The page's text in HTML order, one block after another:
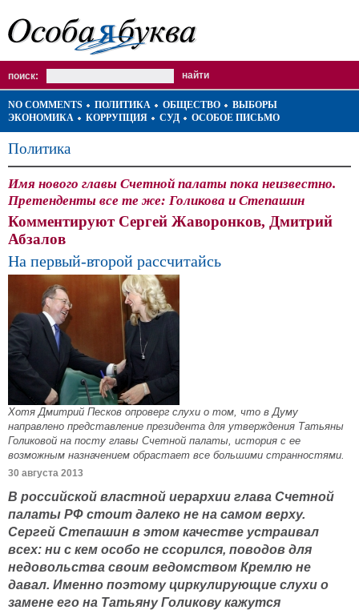
поиск:
NO COMMENTS ПОЛИТИКА ОБЩЕСТВО
ВЫБОРЫ
ЭКОНОМИКА
КОРРУПЦИЯ СУД ОСОБОЕ ПИСЬМО
Политика
Имя нового главы Счетной палаты пока неизвестно.
Претенденты все те же: Голикова и Степашин
Комментируют Сергей Жаворонков, Дмитрий
Абзалов
На первый-второй рассчитайсь
Хотя Дмитрий Песков опроверг слухи о том, что в Думу
направлено представление президента для утверждения Татьяны
Голиковой на посту главы Счетной палаты, история с ее
возможным назначением обрастает все большими странностями.
30 августа 2013
В российской властной иерархии глава Счетной
палаты РФ стоит далеко не на самом верху.
Сергей Степашин в этом качестве устраивал
всех: ни с кем особо не ссорился, поводов для
недовольства своим ведомством Кремлю не
давал. Именно поэтому циркулирующие слухи о
замене его на Татьяну Голикову кажутся